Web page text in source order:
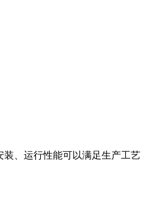
装、运行性能可以满足生产工艺